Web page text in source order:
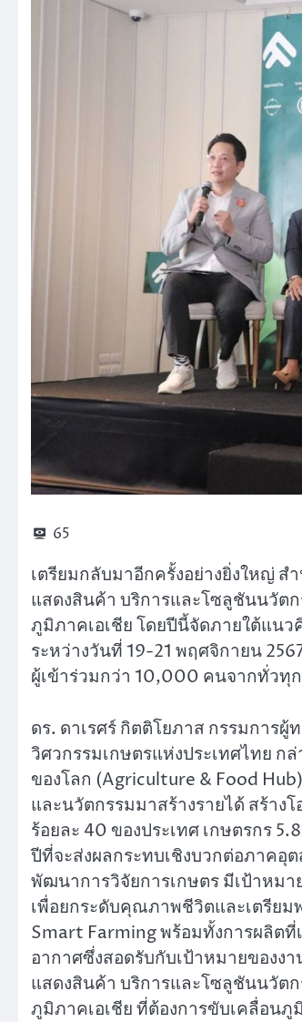
65
เตรียมกลับมาอีกครั้งอย่างยิ่งใหญ่ ส
แสดงสินค้า บริการและโซลูชันนวัต
ภูมิภาคเอเชีย โดยปีนี้จัดภายใต้แน
ระหว่างวันที่ 19-21 พฤศจิกายน
ผู้เข้าร่วมกว่า 10,000 คนจากทั่วทุ
ดร. ดาเรศร์ กิตติโยภาส กรรมการ
วิศวกรรมเกษตรแห่งประเทศไทย ก
ของโลก (Agriculture & Food
และนวัตกรรมมาสร้างรายได้ สร้า
ร้อยละ 40 ของประเทศ เกษตรกร
ปีที่จะส่งผลกระทบเชิงบวกต่อภาคอุ
พัฒนาการวิจัยการเกษตร มีเป้าหม
เพื่อยกระดับคุณภาพชีวิตและเตรียม
Smart Farming พร้อมทั้งการผลิต
อากาศซึ่งสอดรับกับเป้าหมายของง
แสดงสินค้า บริการและโซลูชันนวัต
ภูมิภาคเอเชีย ที่ต้องการขับเคลื่อน